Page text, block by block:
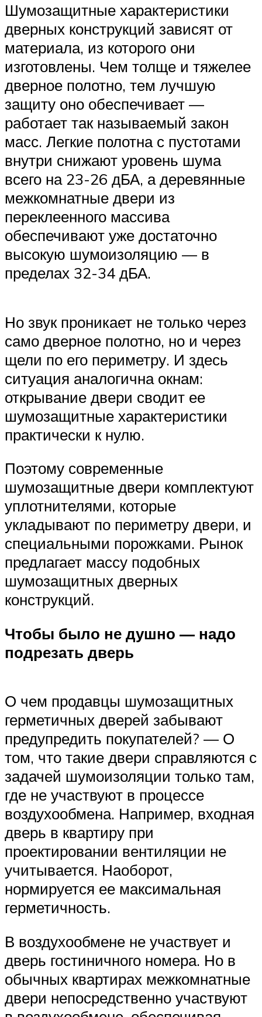
Шумозащитные характеристики
дверных конструкций зависят от
материала, из которого они
изготовлены. Чем толще и тяжелее
дверное полотно, тем лучшую
защиту оно обеспечивает —
работает так называемый закон
масс. Легкие полотна с пустотами
внутри снижают уровень шума
всего на 23-26 дБА, а деревянные
межкомнатные двери из
переклеенного массива
обеспечивают уже достаточно
высокую шумоизоляцию — в
пределах 32-34 дБА.
Но звук проникает не только через
само дверное полотно, но и через
щели по его периметру. И здесь
ситуация аналогична окнам:
открывание двери сводит ее
шумозащитные характеристики
практически к нулю.
Поэтому современные
шумозащитные двери комплектуют
уплотнителями, которые
укладывают по периметру двери, и
специальными порожками. Рынок
предлагает массу подобных
шумозащитных дверных
конструкций.
Чтобы было не душно — надо
подрезать дверь
О чем продавцы шумозащитных
герметичных дверей забывают
предупредить покупателей? — О
том, что такие двери справляются с
задачей шумоизоляции только там,
где не участвуют в процессе
воздухообмена. Например, входная
дверь в квартиру при
проектировании вентиляции не
учитывается. Наоборот,
нормируется ее максимальная
герметичность.
В воздухообмене не участвует и
дверь гостиничного номера. Но в
обычных квартирах межкомнатные
двери непосредственно участвуют